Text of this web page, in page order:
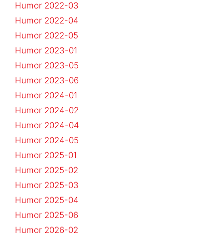
Humor 2022-03
Humor 2022-04
Humor 2022-05
Humor 2023-01
Humor 2023-05
Humor 2023-06
Humor 2024-01
Humor 2024-02
Humor 2024-04
Humor 2024-05
Humor 2025-01
Humor 2025-02
Humor 2025-03
Humor 2025-04
Humor 2025-06
Humor 2026-02